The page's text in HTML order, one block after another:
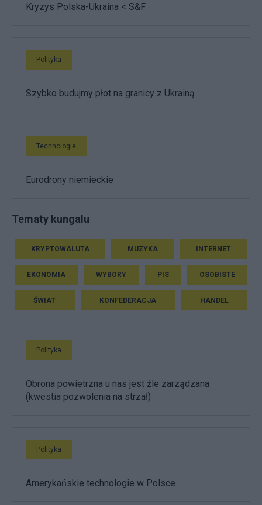
Kryzys Polska-Ukraina < S&F
Polityka
Szybko budujmy płot na granicy z Ukrainą
Technologie
Eurodrony niemieckie
Tematy kungalu
KRYPTOWALUTA MUZYKA INTERNET
EKONOMIA WYBORY PIS OSOBISTE
ŚWIAT KONFEDERACJA HANDEL
Polityka
Obrona powietrzna u nas jest źle zarządzana
(kwestia pozwolenia na strzał)
Polityka
Amerykańskie technologie w Polsce